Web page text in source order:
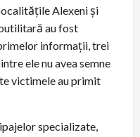
Alexeni și
au fost
informații, trei
ele nu avea semne
victimele au primit
specializate,